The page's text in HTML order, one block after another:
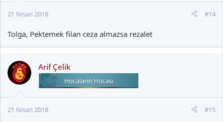
21 Nisan 2018 #14
Tolga, Pektemek filan ceza almazsa rezalet
Arif Çelik
21 Nisan 2018 #15